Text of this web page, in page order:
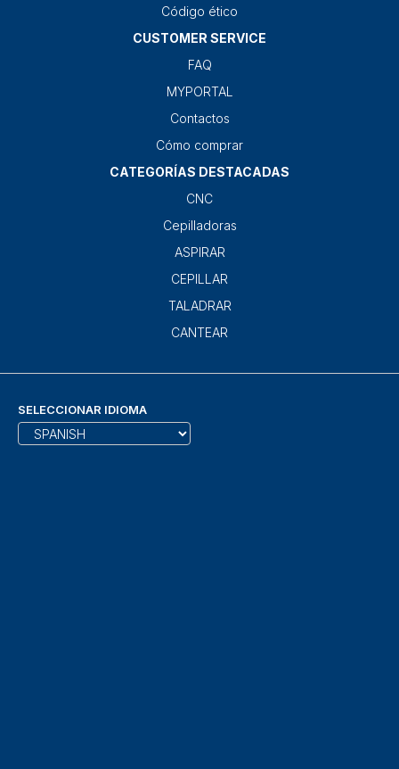
Código ético
CUSTOMER SERVICE
FAQ
MYPORTAL
Contactos
Cómo comprar
CATEGORÍAS DESTACADAS
CNC
Cepilladoras
ASPIRAR
CEPILLAR
TALADRAR
CANTEAR
SELECCIONAR IDIOMA